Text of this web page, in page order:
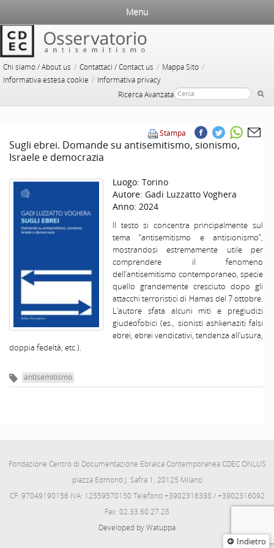
Chi siamo / About us / Contattaci / Contact us / Mappa Sito /
Informativa estesa cookie / Informativa privacy
Ricerca Avanzata
Menu
Indietro
Stampa
Sugli ebrei. Domande su antisemitismo, sionismo,
Israele e democrazia
Luogo: Torino
Autore: Gadi Luzzatto Voghera
Anno: 2024
Il testo si concentra principalmente sul
tema “antisemitismo e antisionismo”,
mostrandosi estremamente utile per
comprendere il fenomeno
dell’antisemitismo contemporaneo, specie
quello grandemente cresciuto dopo gli
attacchi terroristici di Hamas del 7 ottobre.
L’autore sfata alcuni miti e pregiudizi
giudeofobici (es., sionisti ashkenaziti falsi
ebrei, ebrei vendicativi, tendenza all’usura,
doppia fedeltà, etc.).
antisemitismo
Fondazione Centro di Documentazione Ebraica Contemporanea CDEC ONLUS
piazza Edmond J. Safra 1, 20125 Milano
CF: 97049190156 IVA: 12559570150 Telefono +3902316338 / +3902316092
Fax: 02.33.60.27.28
Developed by Watuppa